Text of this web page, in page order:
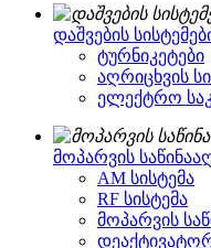
დაშვების
ტურნიკეტები
აღრიცხვის
ელექტრო
მოპარვის
AM სისტემა
RF სისტემა
მოპარვის